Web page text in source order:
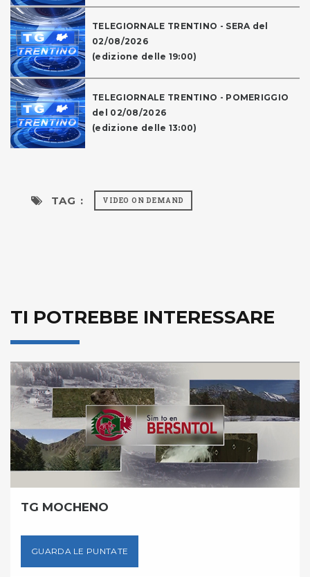
TELEGIORNALE TRENTINO - SERA del
02/08/2026
(edizione delle 19:00)
TELEGIORNALE TRENTINO - POMERIGGIO
del 02/08/2026
(edizione delle 13:00)
TAG : VIDEO ON DEMAND
TI POTREBBE INTERESSARE
TG MOCHENO
GUARDA LE PUNTATE